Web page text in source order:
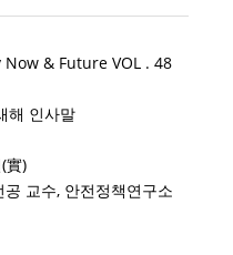
Now & Future VOL . 48
해 인사말
實)
교수, 안전정책연구소